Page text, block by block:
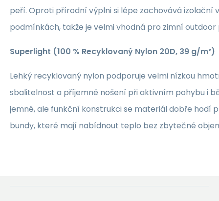
peří. Oproti přírodní výplni si lépe zachovává izolační
podmínkách, takže je velmi vhodná pro zimní outdoor
Superlight (100 % Recyklovaný Nylon 20D, 39 g/m²)
Lehký recyklovaný nylon podporuje velmi nízkou
sbalitelnost a příjemné nošení při aktivním pohybu i
jemné, ale funkční konstrukci se materiál dobře hodí
bundy, které mají nabídnout teplo bez zbytečné